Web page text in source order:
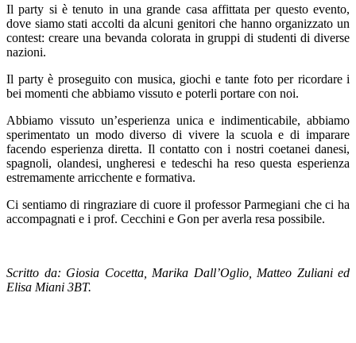
Il party si è tenuto in una grande casa affittata per questo evento,
dove siamo stati accolti da alcuni genitori che hanno organizzato un
contest: creare una bevanda colorata in gruppi di studenti di diverse
nazioni.
Il party è proseguito con musica, giochi e tante foto per ricordare i
bei momenti che abbiamo vissuto e poterli portare con noi.
Abbiamo vissuto un’esperienza unica e indimenticabile, abbiamo
sperimentato un modo diverso di vivere la scuola e di imparare
facendo esperienza diretta. Il contatto con i nostri coetanei danesi,
spagnoli, olandesi, ungheresi e tedeschi ha reso questa esperienza
estremamente arricchente e formativa.
Ci sentiamo di ringraziare di cuore il professor Parmegiani che ci ha
accompagnati e i prof. Cecchini e Gon per averla resa possibile.
Scritto da: Giosia Cocetta, Marika Dall’Oglio, Matteo Zuliani ed
Elisa Miani 3BT.